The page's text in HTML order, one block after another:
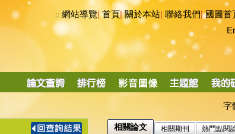
::: 網站導覽|首頁|關於本站 聯絡我們|國圖首
字
相關論文 相關期刊 熱門點閱